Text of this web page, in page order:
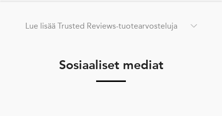
Lue lisää Trusted Reviews-tuotearvosteluja
Sosiaaliset mediat